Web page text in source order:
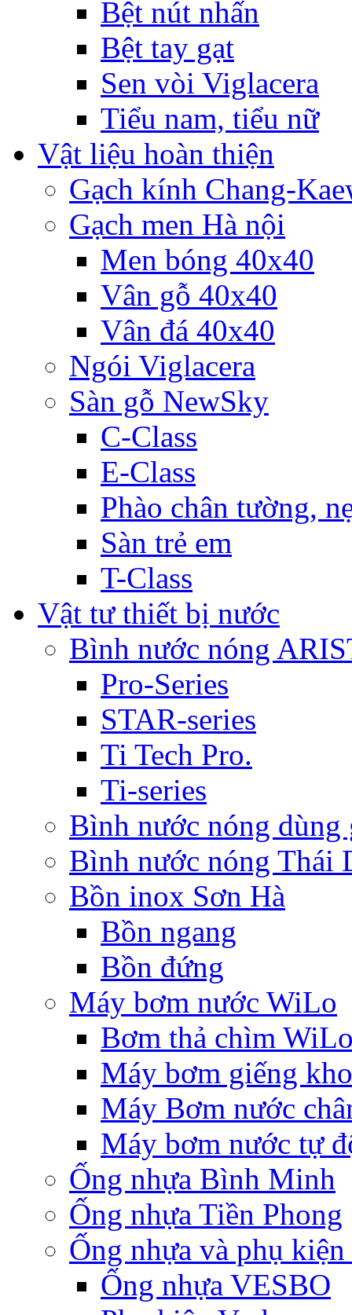
Bệt nút nhấn
Bệt tay gạt
Sen vòi Viglacera
Tiểu nam, tiểu nữ
Vật liệu hoàn thiện
Gạch kính Chang-
Gạch men Hà nội
Men bóng 40x40
Vân gỗ 40x40
Vân đá 40x40
Ngói Viglacera
Sàn gỗ NewSky
C-Class
E-Class
Phào chân tường,
Sàn trẻ em
T-Class
Vật tư thiết bị nước
Bình nước nóng
Pro-Series
STAR-series
Ti Tech Pro.
Ti-series
Bình nước nóng
Bình nước nóng Thái
Bồn inox Sơn Hà
Bồn ngang
Bồn đứng
Máy bơm nước WiLo
Bơm thả chìm
Máy bơm giếng
Máy Bơm nước
Máy bơm nước tự
Ống nhựa Bình Minh
Ống nhựa Tiền Phong
Ống nhựa và phụ
Ống nhựa VESBO